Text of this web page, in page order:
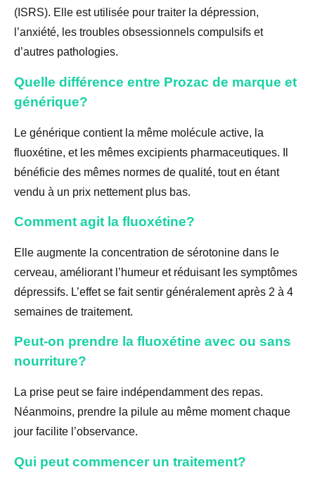
(ISRS). Elle est utilisée pour traiter la dépression,
l’anxiété, les troubles obsessionnels compulsifs et
d’autres pathologies.
Quelle différence entre Prozac de marque et
générique?
Le générique contient la même molécule active, la
fluoxétine, et les mêmes excipients pharmaceutiques. Il
bénéficie des mêmes normes de qualité, tout en étant
vendu à un prix nettement plus bas.
Comment agit la fluoxétine?
Elle augmente la concentration de sérotonine dans le
cerveau, améliorant l’humeur et réduisant les symptômes
dépressifs. L’effet se fait sentir généralement après 2 à 4
semaines de traitement.
Peut-on prendre la fluoxétine avec ou sans
nourriture?
La prise peut se faire indépendamment des repas.
Néanmoins, prendre la pilule au même moment chaque
jour facilite l’observance.
Qui peut commencer un traitement?